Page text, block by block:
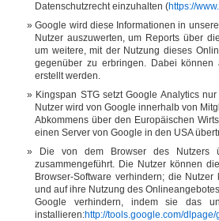
Datenschutzrecht einzuhalten (https://
Google wird diese Informationen in
Nutzer auszuwerten, um Reports über
um weitere, mit der Nutzung dieses
gegenüber zu erbringen. Dabei
erstellt werden.
Kingspan STG setzt Google Analytics
Nutzer wird von Google innerhalb von
Abkommens über den Europäischen
einen Server von Google in den USA
Die von dem Browser des Nutzers
zusammengeführt. Die Nutzer können
Browser-Software verhindern; die
und auf ihre Nutzung des
Google verhindern, indem sie das
installieren:http://tools.google.com/